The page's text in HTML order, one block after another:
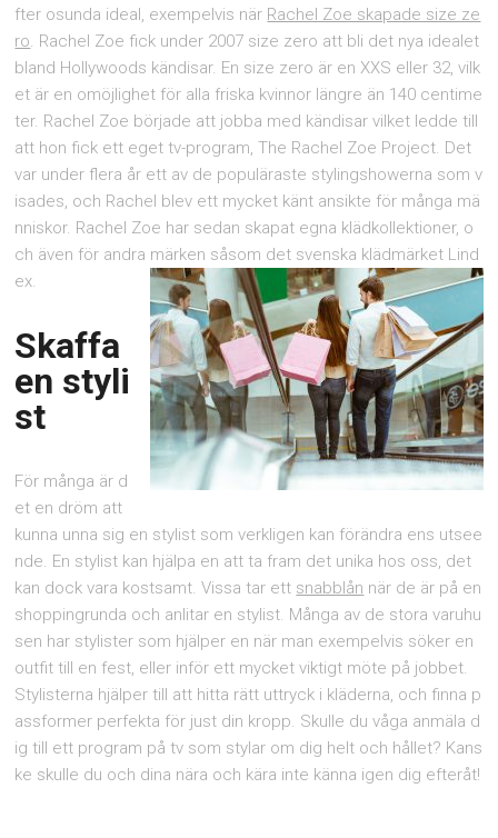
fter osunda ideal, exempelvis när Rachel Zoe skapade size ze
ro. Rachel Zoe fick under 2007 size zero att bli det nya idealet
bland Hollywoods kändisar. En size zero är en XXS eller 32, vilk
et är en omöjlighet för alla friska kvinnor längre än 140 centime
ter. Rachel Zoe började att jobba med kändisar vilket ledde till
att hon fick ett eget tv-program, The Rachel Zoe Project. Det
var under flera år ett av de populäraste stylingshowerna som v
isades, och Rachel blev ett mycket känt ansikte för många mä
nniskor. Rachel Zoe har sedan skapat egna klädkollektioner, o
ch även för andra märken såsom det svenska klädmärket Lind
ex.
Skaffa
en styli
st
För många är d
et en dröm att
kunna unna sig en stylist som verkligen kan förändra ens utsee
nde. En stylist kan hjälpa en att ta fram det unika hos oss, det
kan dock vara kostsamt. Vissa tar ett snabblån när de är på en
shoppingrunda och anlitar en stylist. Många av de stora varuhu
sen har stylister som hjälper en när man exempelvis söker en
outfit till en fest, eller inför ett mycket viktigt möte på jobbet.
Stylisterna hjälper till att hitta rätt uttryck i kläderna, och finna p
assformer perfekta för just din kropp. Skulle du våga anmäla d
ig till ett program på tv som stylar om dig helt och hållet? Kans
ke skulle du och dina nära och kära inte känna igen dig efteråt!